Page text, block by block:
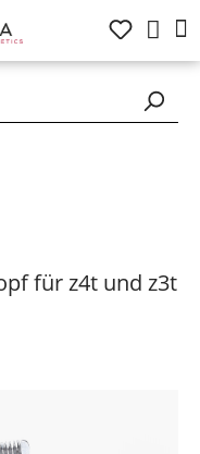
für z4t und z3t